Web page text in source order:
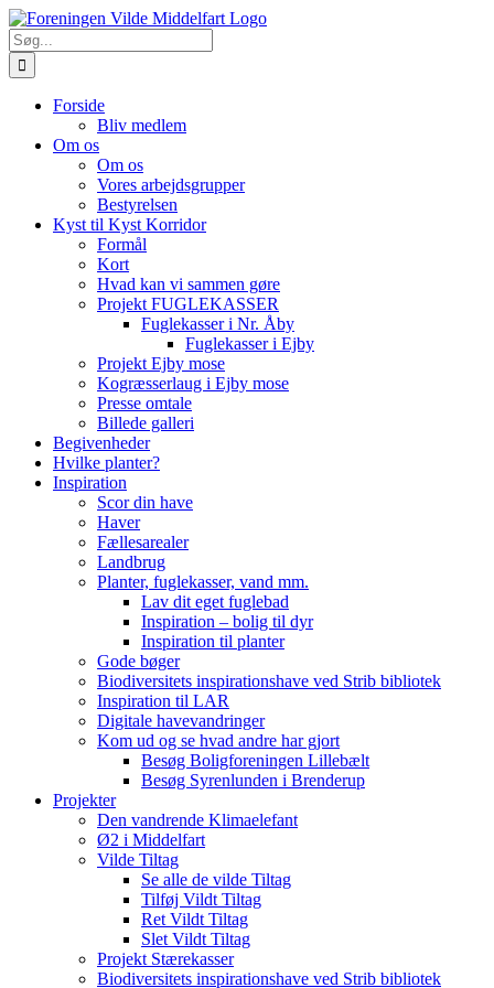
Skip
to
content
Søg
efter:
Forside
Bliv medlem
Om os
Om os
Vores arbejdsgrupper
Bestyrelsen
Kyst til Kyst Korridor
Formål
Kort
Hvad kan vi sammen gøre
Projekt FUGLEKASSER
Fuglekasser i Nr. Åby
Fuglekasser i Ejby
Projekt Ejby mose
Kogræsserlaug i Ejby mose
Presse omtale
Billede galleri
Begivenheder
Hvilke planter?
Inspiration
Scor din have
Haver
Fællesarealer
Landbrug
Planter, fuglekasser, vand mm.
Lav dit eget fuglebad
Inspiration – bolig til dyr
Inspiration til planter
Gode bøger
Biodiversitets inspirationshave ved Strib bibliotek
Inspiration til LAR
Digitale havevandringer
Kom ud og se hvad andre har gjort
Besøg Boligforeningen Lillebælt
Besøg Syrenlunden i Brenderup
Projekter
Den vandrende Klimaelefant
Ø2 i Middelfart
Vilde Tiltag
Se alle de vilde Tiltag
Tilføj Vildt Tiltag
Ret Vildt Tiltag
Slet Vildt Tiltag
Projekt Stærekasser
Biodiversitets inspirationshave ved Strib bibliotek